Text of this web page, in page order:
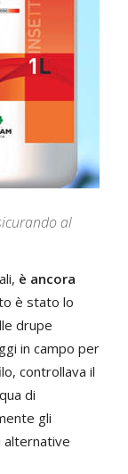
al
è ancora
è stato lo
drupe
in campo per
controllava il
di
gli
alternative